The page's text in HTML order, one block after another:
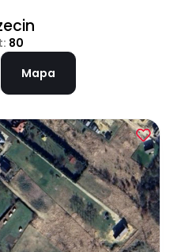
80
Mapa